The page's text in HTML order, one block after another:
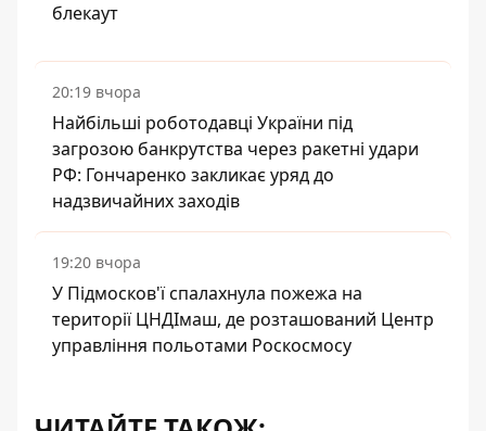
блекаут
20:19 вчора
Найбільші роботодавці України під
загрозою банкрутства через ракетні удари
РФ: Гончаренко закликає уряд до
надзвичайних заходів
19:20 вчора
У Підмосков'ї спалахнула пожежа на
території ЦНДІмаш, де розташований Центр
управління польотами Роскосмосу